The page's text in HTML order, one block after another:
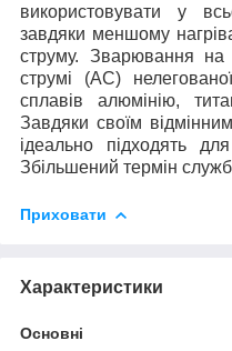
використовувати у
завдяки меншому
струму. Зварювання на
струмі (AC)
сплавів алюмінію,
Завдяки своїм
ідеально підходять
Збільшений термін
Приховати
Характеристики
Основні